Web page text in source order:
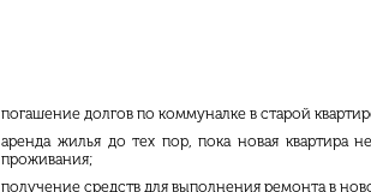
погашение долгов по коммуналке в старой
аренда жилья до тех пор, пока новая квартира
проживания;
получение средств для выполнения ремонта в